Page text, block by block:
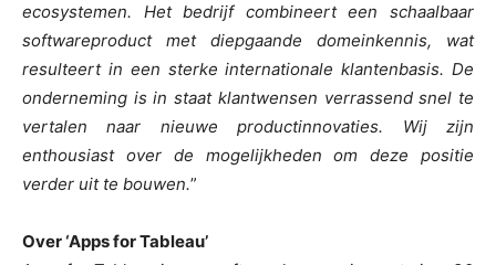
ecosystemen. Het bedrijf combineert een schaalbaar
softwareproduct met diepgaande domeinkennis, wat
resulteert in een sterke internationale klantenbasis. De
onderneming is in staat klantwensen verrassend snel te
vertalen naar nieuwe productinnovaties. Wij zijn
enthousiast over de mogelijkheden om deze positie
verder uit te bouwen.”
Over ‘Apps for Tableau’